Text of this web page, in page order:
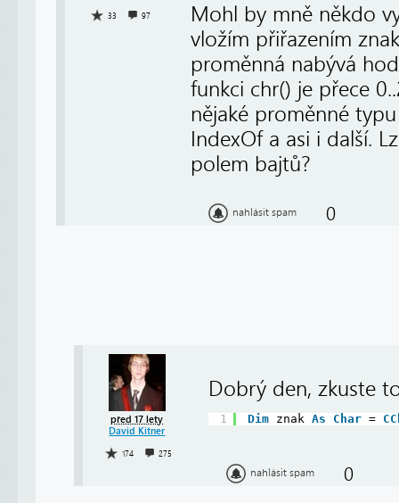
33 97
Mohl by mně někdo
vložím přiřazením
proměnná nabývá
funkci chr() je přece
nějaké proměnné
IndexOf a asi i další.
polem bajtů?
nahlásit spam 0
před 17 lety
David Kitner
174 275
Dobrý den, zkuste
1 Dim znak As Char =
nahlásit spam 0